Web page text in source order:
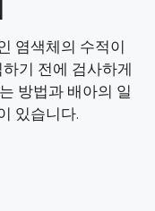
염색체의 수적이
기 전에 검사하게
방법과 배아의 일
있습니다.